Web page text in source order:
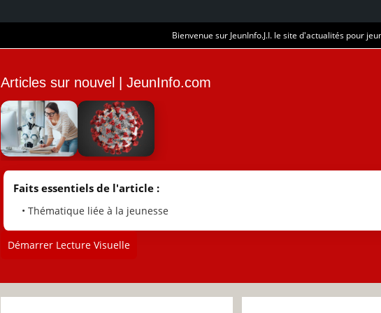
Bienvenue sur JeunInfo.J.I. le site d'actualités pour
Articles sur nouvel | JeunInfo.com
Faits essentiels de l'article :
• Thématique liée à la jeunesse
Démarrer Lecture Visuelle